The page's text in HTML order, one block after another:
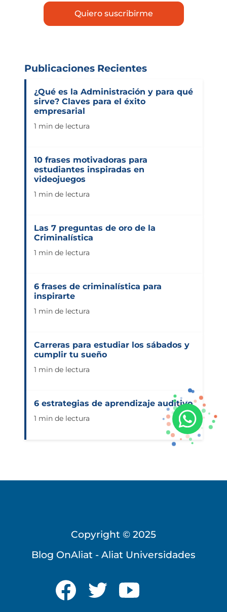
Publicaciones Recientes
¿Qué es la Administración y para qué
sirve? Claves para el éxito
empresarial
1 min de lectura
10 frases motivadoras para
estudiantes inspiradas en
videojuegos
1 min de lectura
Las 7 preguntas de oro de la
Criminalística
1 min de lectura
6 frases de criminalística para
inspirarte
1 min de lectura
Carreras para estudiar los sábados y
cumplir tu sueño
1 min de lectura
6 estrategias de aprendizaje auditivo
1 min de lectura
Copyright © 2025
Blog OnAliat - Aliat Universidades
Universidad Virtual
solo para nuevo ingreso